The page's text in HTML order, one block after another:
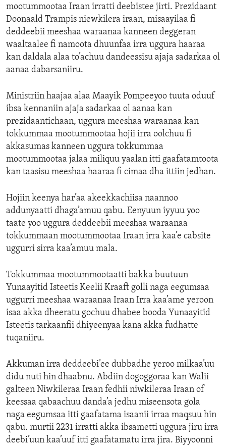
ECONOMY AND TRADE
ENVIRONMENT AND HEALTH
IDEALS AND INSTITUTIONS
mootummootaa Iraan irratti deebistee jirti. Prezidaant
Doonaald Trampis niewkilera iraan, misaayilaa fi
deddeebii meeshaa waraanaa kanneen deggeran
waaltaalee fi namoota dhuunfaa irra uggura haaraa
kan daldala alaa to’achuu dandeessisu ajaja sadarkaa ol
aanaa dabarsaniiru.
Ministriin haajaa alaa Maayik Pompeeyoo tuuta oduuf
ibsa kennaniin ajaja sadarkaa ol aanaa kan
prezidaantichaan, uggura meeshaa waraanaa kan
tokkummaa mootummootaa hojii irra oolchuu fi
akkasumas kanneen uggura tokkummaa
mootummootaa jalaa miliquu yaalan itti gaafatamtoota
kan taasisu meeshaa haaraa fi cimaa dha ittiin jedhan.
Hojiin keenya har’aa akeekkachiisa naannoo
addunyaatti dhaga’amuu qabu. Eenyuun iyyuu yoo
taate yoo uggura deddeebii meeshaa waraanaa
tokkummaan mootummootaa Iraan irra kaa’e cabsite
uggurri sirra kaa’amuu mala.
Tokkummaa mootummootaatti bakka buutuun
Yunaayitid Isteetis Keelii Kraaft golli naga eegumsaa
uggurri meeshaa waraanaa Iraan Irra kaa’ame yeroon
isaa akka dheeratu gochuu dhabee booda Yunaayitid
Isteetis tarkaanfii dhiyeenyaa kana akka fudhatte
tuqaniiru.
Akkuman irra deddeebi’ee dubbadhe yeroo milkaa’uu
didu nuti hin dhaabnu. Abdiin dogoggoraa kan Walii
galteen Niwkileraa Iraan fedhii niwkileraa Iraan of
keessaa qabaachuu danda’a jedhu miseensota gola
naga eegumsaa itti gaafatama isaanii irraa maqsuu hin
qabu. murtii 2231 irratti akka ibsametti uggura jiru irra
deebi’uun kaa’uuf itti gaafatamatu irra jira. Biyyoonni